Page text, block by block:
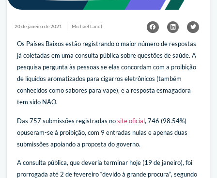
20 de janeiro de 2021 Michael Landl
Os Países Baixos estão registrando o maior número de respostas
já coletadas em uma consulta pública sobre questões de saúde. A
pesquisa pergunta às pessoas se elas concordam com a proibição
de líquidos aromatizados para cigarros eletrônicos (também
conhecidos como sabores para vape), e a resposta esmagadora
tem sido NÃO.
Das 757 submissões registradas nosite oficial, 746 (98.54%)
opuseram-se à proibição, com 9 entradas nulas e apenas duas
submissões apoiando a proposta do governo.
A consulta pública, que deveria terminar hoje (19 de janeiro), foi
prorrogada até 2 de fevereiro “devido à grande procura”, segundo